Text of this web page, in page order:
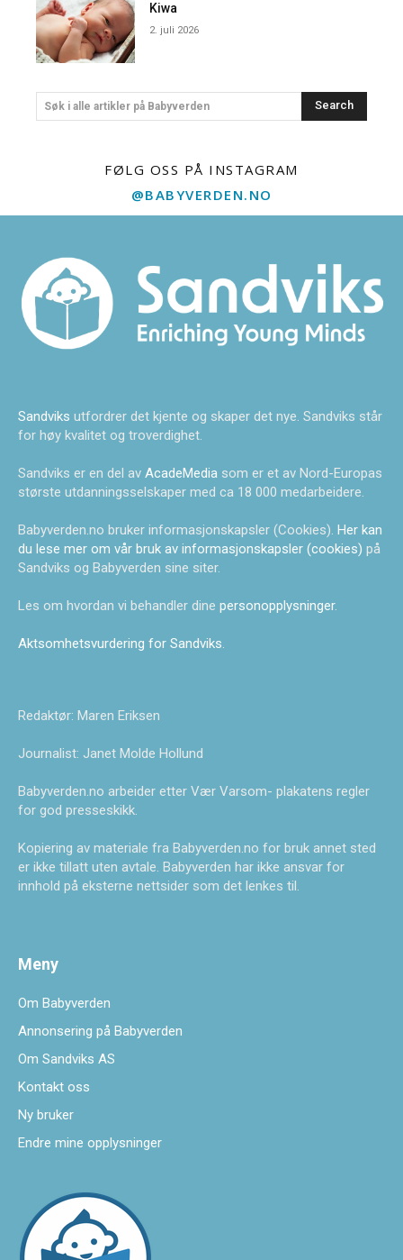
Kiwa
2. juli 2026
Søk i alle artikler på Babyverden Search
FØLG OSS PÅ INSTAGRAM
@BABYVERDEN.NO
Sandviks utfordrer det kjente og skaper det nye. Sandviks står
for høy kvalitet og troverdighet.
Sandviks er en del av AcadeMedia som er et av Nord-Europas
største utdanningsselskaper med ca 18 000 medarbeidere.
Babyverden.no bruker informasjonskapsler (Cookies). Her kan
du lese mer om vår bruk av informasjonskapsler (cookies) på
Sandviks og Babyverden sine siter.
Les om hvordan vi behandler dine personopplysninger.
Aktsomhetsvurdering for Sandviks.
Redaktør: Maren Eriksen
Journalist: Janet Molde Hollund
Babyverden.no arbeider etter Vær Varsom- plakatens regler
for god presseskikk.
Kopiering av materiale fra Babyverden.no for bruk annet sted
er ikke tillatt uten avtale. Babyverden har ikke ansvar for
innhold på eksterne nettsider som det lenkes til.
Meny
Om Babyverden
Annonsering på Babyverden
Om Sandviks AS
Kontakt oss
Ny bruker
Endre mine opplysninger